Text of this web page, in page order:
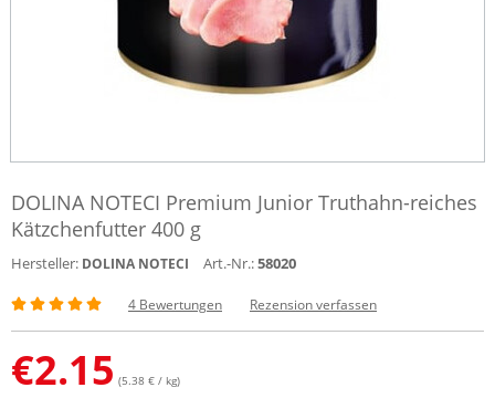
DOLINA NOTECI Premium Junior Truthahn-reiches
Kätzchenfutter 400 g
Hersteller: DOLINA NOTECI Art.-Nr.:58020
4 Bewertungen Rezension verfassen
€2.15 (5.38 € / kg)